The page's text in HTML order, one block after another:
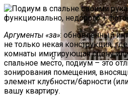
Как Прорастить
Фото
Аргументы «за»: обновленный
не только некая конструкция,
комнаты имитирующая сцену
спальное место, подиум – это
зонирования помещения,
элемент клубности/барности
вашу квартиру.